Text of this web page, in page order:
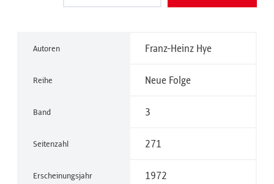
Autoren Franz-Heinz Hye
Reihe Neue Folge
Band 3
Seitenzahl 271
Erscheinungsjahr 1972